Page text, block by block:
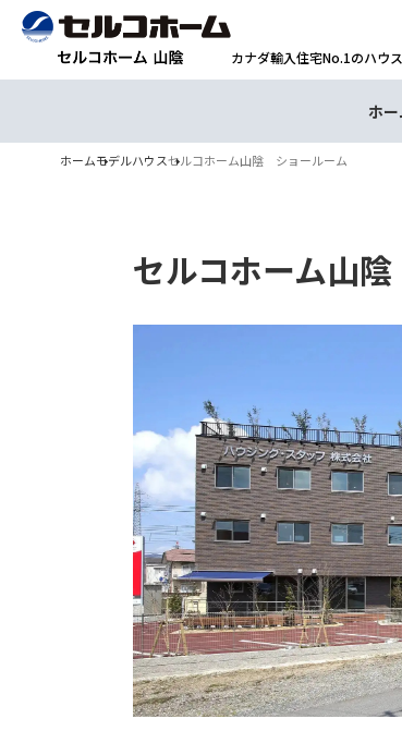
カナダ輸入住宅No.1のハウ
ホ
ホームモデルハウスセルコホーム山陰 ショールーム
セルコホーム山